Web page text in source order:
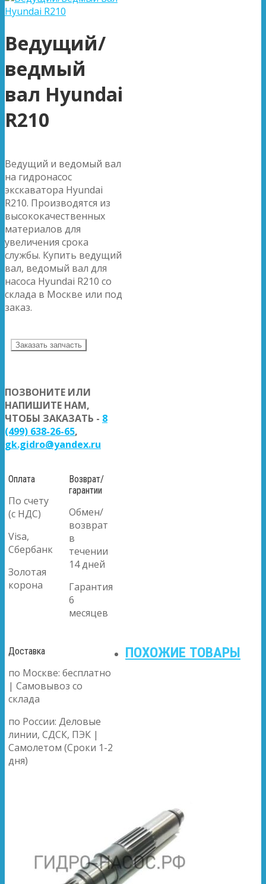
Ведущий/
ведмый
вал Hyundai
R210
Ведущий и ведомый вал
на гидронасос
экскаватора Hyundai
R210. Производятся из
высококачественных
материалов для
увеличения срока
службы. Купить ведущий
вал, ведомый вал для
насоса Hyundai R210 со
склада в Москве или под
заказ.
Заказать запчасть
ПОЗВОНИТЕ ИЛИ
НАПИШИТЕ НАМ,
ЧТОБЫ ЗАКАЗАТЬ - 8
(499) 638-26-65,
gk.gidro@yandex.ru
Оплата
По счету
(с НДС)
Visa,
Сбербанк
Золотая
корона
Возврат/
гарантии
Обмен/
возврат
в
течении
14 дней
Гарантия
6
месяцев
Доставка
по Москве: бесплатно
| Самовывоз со
склада
по России: Деловые
линии, СДСК, ПЭК |
Самолетом (Сроки 1-2
дня)
ПОХОЖИЕ ТОВАРЫ